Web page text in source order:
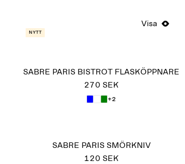
Visa
Nytt
SABRE PARIS BISTROT FLASKÖPPNARE
270 SEK
+2
SABRE PARIS SMÖRKNIV
120 SEK